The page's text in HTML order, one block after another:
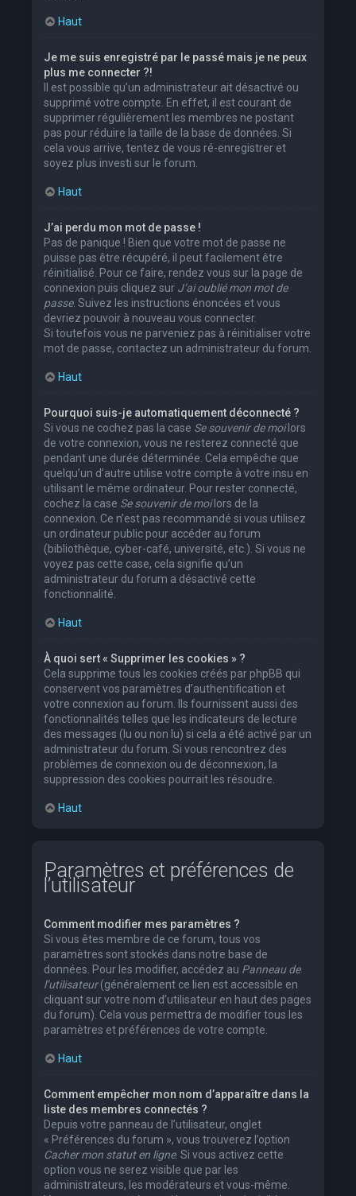
Haut
Je me suis enregistré par le passé mais je ne peux
plus me connecter ?!
Il est possible qu’un administrateur ait désactivé ou
supprimé votre compte. En effet, il est courant de
supprimer régulièrement les membres ne postant
pas pour réduire la taille de la base de données. Si
cela vous arrive, tentez de vous ré-enregistrer et
soyez plus investi sur le forum.
Haut
J’ai perdu mon mot de passe !
Pas de panique ! Bien que votre mot de passe ne
puisse pas être récupéré, il peut facilement être
réinitialisé. Pour ce faire, rendez vous sur la page de
connexion puis cliquez sur J’ai oublié mon mot de
passe. Suivez les instructions énoncées et vous
devriez pouvoir à nouveau vous connecter.
Si toutefois vous ne parveniez pas à réinitialiser votre
mot de passe, contactez un administrateur du forum.
Haut
Pourquoi suis-je automatiquement déconnecté ?
Si vous ne cochez pas la case Se souvenir de moilors
de votre connexion, vous ne resterez connecté que
pendant une durée déterminée. Cela empêche que
quelqu’un d’autre utilise votre compte à votre insu en
utilisant le même ordinateur. Pour rester connecté,
cochez la case Se souvenir de moilors de la
connexion. Ce n’est pas recommandé si vous utilisez
un ordinateur public pour accéder au forum
(bibliothèque, cyber-café, université, etc.). Si vous ne
voyez pas cette case, cela signifie qu’un
administrateur du forum a désactivé cette
fonctionnalité.
Haut
À quoi sert « Supprimer les cookies » ?
Cela supprime tous les cookies créés par phpBB qui
conservent vos paramètres d’authentification et
votre connexion au forum. Ils fournissent aussi des
fonctionnalités telles que les indicateurs de lecture
des messages (lu ou non lu) si cela a été activé par un
administrateur du forum. Si vous rencontrez des
problèmes de connexion ou de déconnexion, la
suppression des cookies pourrait les résoudre.
Haut
Paramètres et préférences de
l’utilisateur
Comment modifier mes paramètres ?
Si vous êtes membre de ce forum, tous vos
paramètres sont stockés dans notre base de
données. Pour les modifier, accédez au Panneau de
l’utilisateur(généralement ce lien est accessible en
cliquant sur votre nom d’utilisateur en haut des pages
du forum). Cela vous permettra de modifier tous les
paramètres et préférences de votre compte.
Haut
Comment empêcher mon nom d’apparaître dans la
liste des membres connectés ?
Depuis votre panneau de l’utilisateur, onglet
« Préférences du forum », vous trouverez l’option
Cacher mon statut en ligne. Si vous activez cette
option vous ne serez visible que par les
administrateurs, les modérateurs et vous-même.